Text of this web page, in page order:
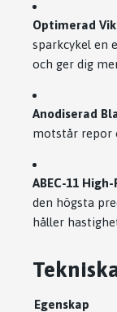
Optimerad
sparkcykel en
och ger dig
Anodiserad
motstår repor
ABEC-11
den högsta
håller
Egenskap